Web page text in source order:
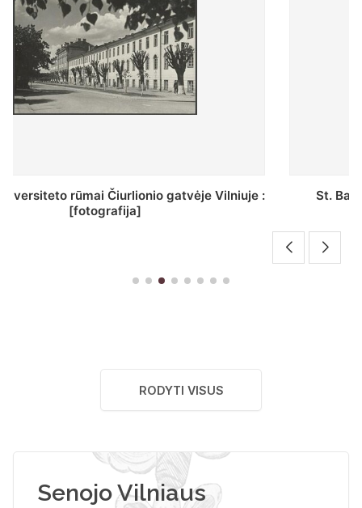
St. Batoro universiteto J. Pilsudskio kolegija :
RODYTI VISUS
Senojo Vilniaus